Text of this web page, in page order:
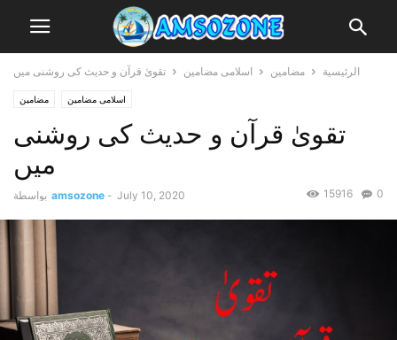
الرئيسية مضامین اسلامی مضامین تقویٰ قرآن و حدیث کی روشنی میں
مضامین اسلامی مضامین
تقویٰ قرآن و حدیث کی روشنی
میں
بواسطة amsozone - July 10, 2020 0
15916